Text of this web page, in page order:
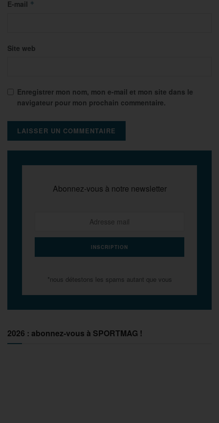
E-mail *
Site web
Enregistrer mon nom, mon e-mail et mon site dans le
navigateur pour mon prochain commentaire.
Abonnez-vous à notre newsletter
*nous détestons les spams autant que vous
2026 : abonnez-vous à SPORTMAG !